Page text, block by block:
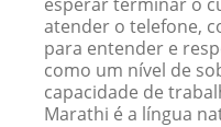
atender o telefone,
para entender e
como um nível de
capacidade de
Marathi é a língua